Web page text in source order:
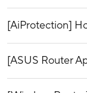
[AiProtection]
[ASUS Router